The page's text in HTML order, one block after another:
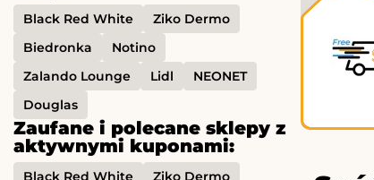
Black Red White
Ziko Dermo
Biedronka
Notino
Zalando Lounge
Lidl
NEONET
Douglas
Zaufane i polecane sklepy z
aktywnymi kuponami:
Black Red White
Ziko Dermo